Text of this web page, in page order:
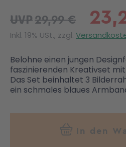
UVP29,99 €
Inkl. 19% USt., zzgl.
Belohne einen jungen
faszinierenden Kreativset
Das Set beinhaltet 3
ein schmales blaues
In den